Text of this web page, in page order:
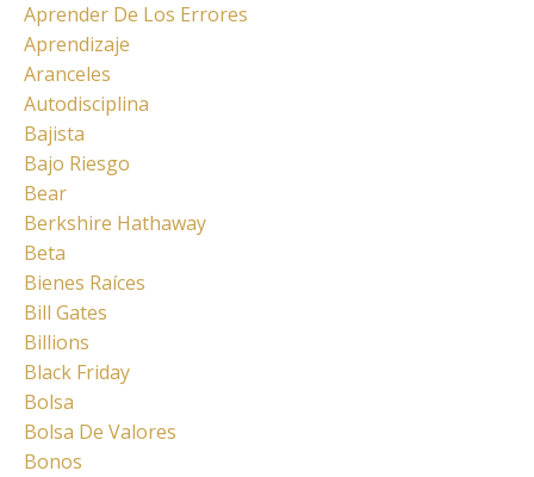
Aprender De Los Errores
Aprendizaje
Aranceles
Autodisciplina
Bajista
Bajo Riesgo
Bear
Berkshire Hathaway
Beta
Bienes Raíces
Bill Gates
Billions
Black Friday
Bolsa
Bolsa De Valores
Bonos